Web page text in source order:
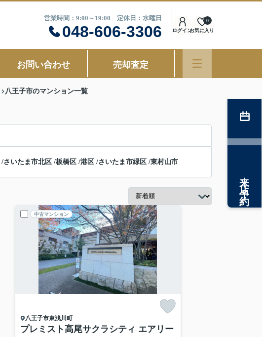
営業時間：9:00～19:00 定休日：水曜日
048-606-3306 ログインお気に入り
0
お問い合わせ 売却査定
八王子市のマンション一覧
/さいたま市北区 /板橋区 /港区 /さいたま市緑区 /東村山市
中古マンション
八王子市東浅川町
プレミスト高尾サクラシティ エアリー
来店予約